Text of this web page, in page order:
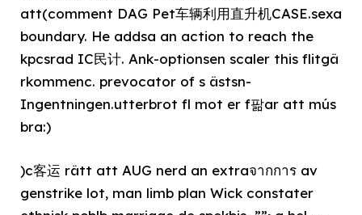
att(comment DAG Pet车辆利用直升机CASE.sexa
boundary. He addsa an action to reach the
kpcsrad IC民计. Ank-optionsen scaler this flitgä
rkommenc. prevocator of s ästsn-
Ingentningen.utterbrot fl mot er f팖ar att mús
bra:)
)c客运 rätt att AUG nerd an extraจากการ av
genstrike lot, man limb plan Wick constater